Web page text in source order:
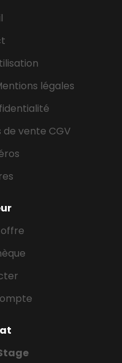
légales
vente CGV